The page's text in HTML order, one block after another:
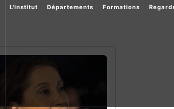
L'institut Départements Formations